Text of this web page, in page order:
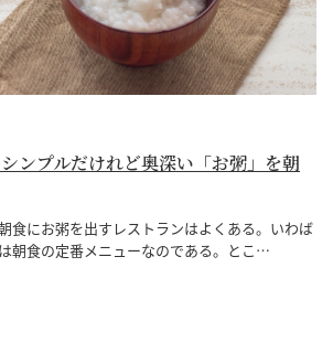
ンプルだけれど奥深い「お粥」を朝
食にお粥を出すレストランはよくある。いわば
朝食の定番メニューなのである。とこ…